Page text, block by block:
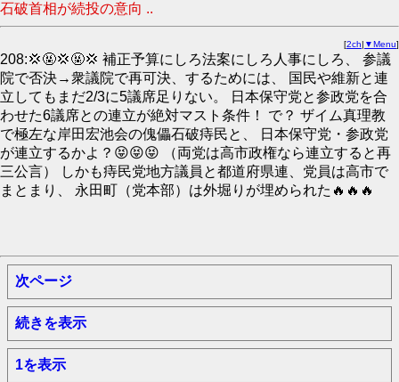
石破首相が続投の意向 ..
[2ch| ▼Menu]
208:💢🤬💢🤬💢 補正予算にしろ法案にしろ人事にしろ、 参議
院で否決→衆議院で再可決、するためには、 国民や維新と連
立してもまだ2/3に5議席足りない。 日本保守党と参政党を合
わせた6議席との連立が絶対マスト条件！ で？ ザイム真理教
で極左な岸田宏池会の傀儡石破痔民と、 日本保守党・参政党
が連立するかよ？😝😝😝 （両党は高市政権なら連立すると再
三公言） しかも痔民党地方議員と都道府県連、党員は高市で
まとまり、 永田町（党本部）は外堀りが埋められた🔥🔥🔥
次ページ
続きを表示
1を表示